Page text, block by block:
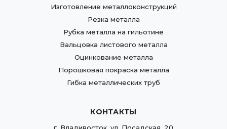
Изготовление металлоконструкций
Резка металла
Рубка металла на гильотине
Вальцовка листового металла
Оцинкование металла
Порошковая покраска металла
Гибка металлических труб
КОНТАКТЫ